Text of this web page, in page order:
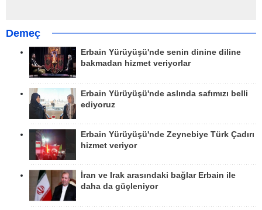
Demeç
Erbain Yürüyüşü'nde senin dinine diline
bakmadan hizmet veriyorlar
Erbain Yürüyüşü'nde aslında safımızı belli
ediyoruz
Erbain Yürüyüşü'nde Zeynebiye Türk Çadırı
hizmet veriyor
İran ve Irak arasındaki bağlar Erbain ile
daha da güçleniyor